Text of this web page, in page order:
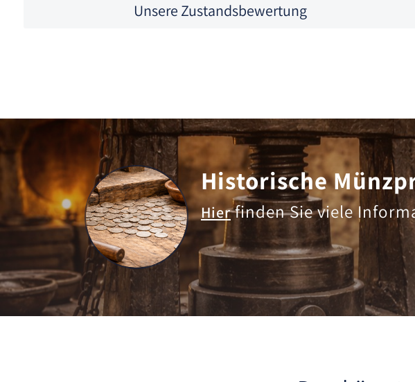
Unsere Zustandsbewertung
Historische
Hierfinden Sie viele